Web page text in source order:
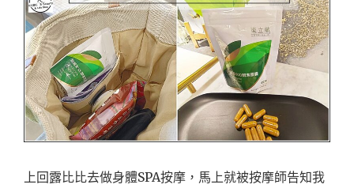
萃
瑪
卡
錠
—
給
MAN
源
不
上回露比比去做身體SPA按摩，馬上就被按摩師告知我